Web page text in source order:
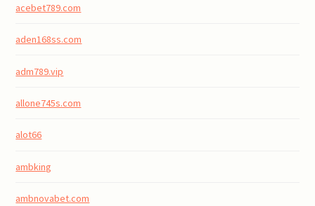
acebet789.com
aden168ss.com
adm789.vip
allone745s.com
alot66
ambking
ambnovabet.com